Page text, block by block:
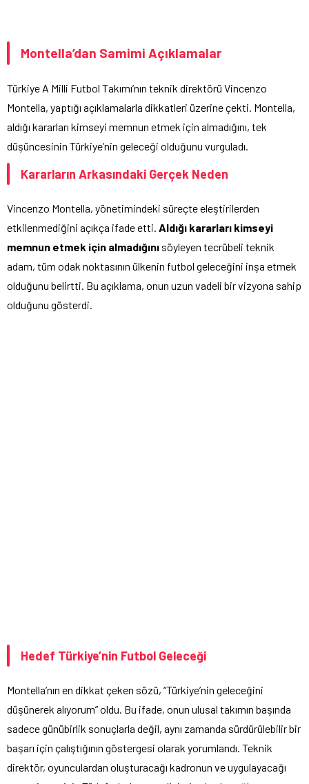
Montella’dan Samimi Açıklamalar
Türkiye A Milli Futbol Takımı’nın teknik direktörü Vincenzo
Montella, yaptığı açıklamalarla dikkatleri üzerine çekti. Montella,
aldığı kararları kimseyi memnun etmek için almadığını, tek
düşüncesinin Türkiye’nin geleceği olduğunu vurguladı.
Kararların Arkasındaki Gerçek Neden
Vincenzo Montella, yönetimindeki süreçte eleştirilerden
etkilenmediğini açıkça ifade etti. Aldığı kararları kimseyi
memnun etmek için almadığını söyleyen tecrübeli teknik
adam, tüm odak noktasının ülkenin futbol geleceğini inşa etmek
olduğunu belirtti. Bu açıklama, onun uzun vadeli bir vizyona sahip
olduğunu gösterdi.
Hedef Türkiye’nin Futbol Geleceği
Montella’nın en dikkat çeken sözü, “Türkiye’nin geleceğini
düşünerek alıyorum” oldu. Bu ifade, onun ulusal takımın başında
sadece günübirlik sonuçlarla değil, aynı zamanda sürdürülebilir bir
başarı için çalıştığının göstergesi olarak yorumlandı. Teknik
direktör, oyunculardan oluşturacağı kadronun ve uygulayacağı